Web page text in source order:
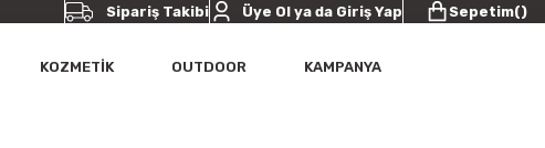
Sipariş Takibi Üye Ol ya da Giriş Yap Sepetim()
KOZMETİK OUTDOOR KAMPANYA